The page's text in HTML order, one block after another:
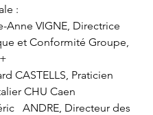
:
Anne VIGNE, Directrice
et Conformité Groupe,
CASTELLS, Praticien
CHU Caen
des